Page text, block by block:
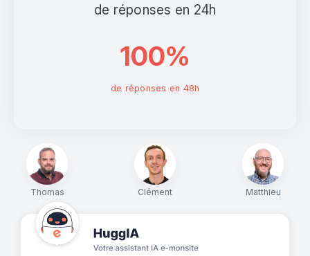
Thomas Clément Matthieu
de réponses en 24h
100%
de réponses en 48h